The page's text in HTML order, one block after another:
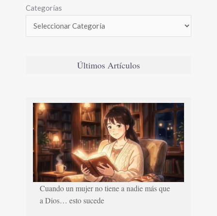
Categorías
Últimos Artículos
Cuando un mujer no tiene a nadie más que
a Dios… esto sucede